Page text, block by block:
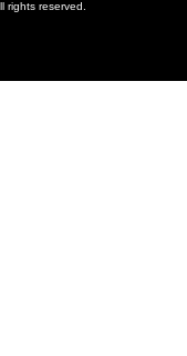
rights reserved.